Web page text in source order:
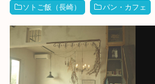
ソトご飯（長崎） パン・カフェ